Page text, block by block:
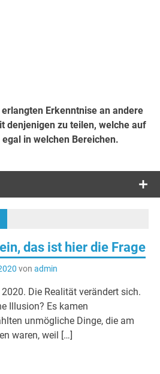
Erkenntnise an andere
denjenigen zu teilen, welche auf
in welchen Bereichen.
das ist hier die Frage
von admin
Die Realität verändert sich.
Illusion? Es kamen
unmögliche Dinge, die am
waren, weil […]